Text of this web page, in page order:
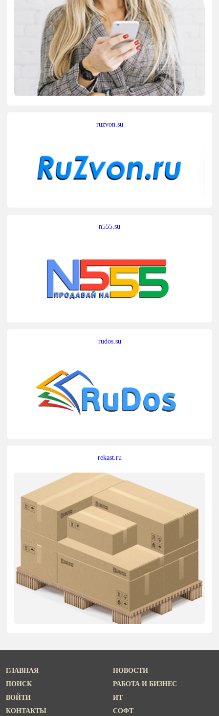
ruzvon.su
n555.su
rudos.su
rekast.ru
ГЛАВНАЯ
ПОИСК
ВОЙТИ
КОНТАКТЫ
НОВОСТИ
РАБОТА И БИЗНЕС
ИТ
СОФТ